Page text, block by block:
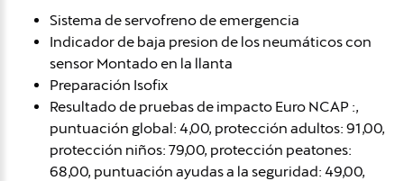
Sistema de servofreno de emergencia
Indicador de baja presion de los neumáticos con
sensor Montado en la llanta
Preparación Isofix
Resultado de pruebas de impacto Euro NCAP :,
puntuación global: 4,00, protección adultos: 91,00,
protección niños: 79,00, protección peatones:
68,00, puntuación ayudas a la seguridad: 49,00,